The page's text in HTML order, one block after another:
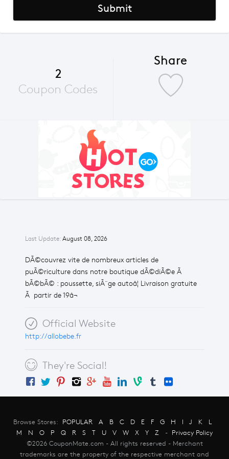
Last Update: August 08, 2026
DÃ©couvrez vite de nombreux articles de
puÃ©riculture dans notre boutique dÃ©diÃ©e Ã
bÃ©bÃ© : poussette, siÃ¨ge autoâ¦ Livraison gratuite
Ã partir de 19â¬
Official Website
http://allobebe.fr
They're Social!
Submit
2
Coupon Codes
Share
Browse Stores: POPULAR A B C D E F G H I J K
L
M
N O P Q R S T U V W X Y Z - Privacy Policy
©2026 CouponMate.com - All rights reserved - Merchant
trademarks are the property of the respective merchant and